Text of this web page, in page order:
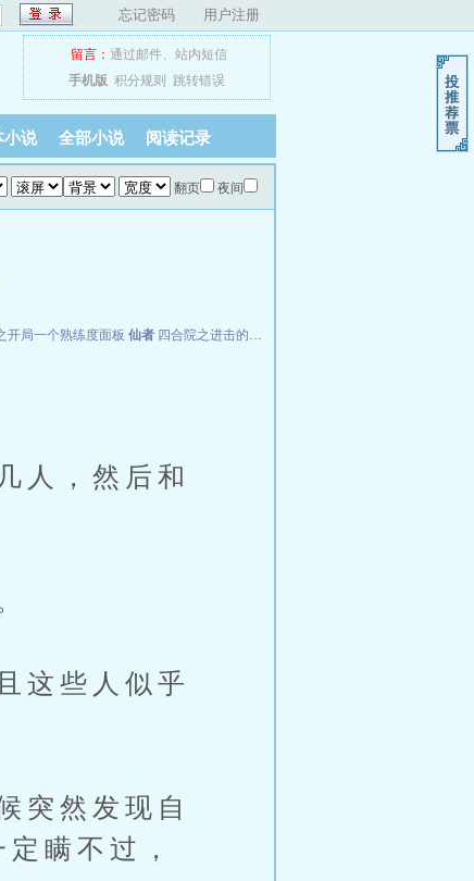
忘记密码 用户注册
留言： 通过邮件、 站内短信
手机版 积分规则 跳转错误
小说 全部小说 阅读记录
翻页 夜间
开局一个熟练度面板 仙者 四合院之进击的何雨柱
人，然后和
这些人似乎
突然发现自
瞒不过，